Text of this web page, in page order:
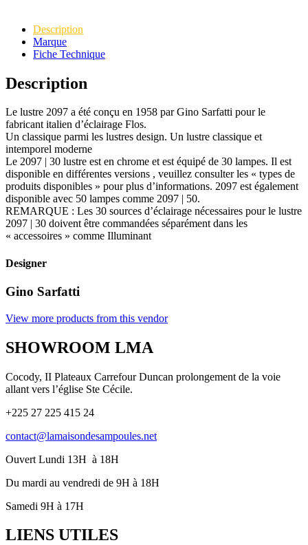
Description
Marque
Fiche Technique
Description
Le lustre 2097 a été conçu en 1958 par Gino Sarfatti pour le
fabricant italien d’éclairage Flos.
Un classique parmi les lustres design. Un lustre classique et
intemporel moderne
Le 2097 | 30 lustre est en chrome et est équipé de 30 lampes. Il est
disponible en différentes versions , veuillez consulter les « types de
produits disponibles » pour plus d’informations. 2097 est également
disponible avec 50 lampes comme 2097 | 50.
REMARQUE : Les 30 sources d’éclairage nécessaires pour le lustre
2097 | 30 doivent être commandées séparément dans les
« accessoires » comme Illuminant
Designer
Gino Sarfatti
View more products from this vendor
SHOWROOM LMA
Cocody, II Plateaux Carrefour Duncan prolongement de la voie
allant vers l’église Ste Cécile.
+225 27 225 415 24
contact@lamaisondesampoules.net
Ouvert Lundi 13H à 18H
Du mardi au vendredi de 9H à 18H
Samedi 9H à 17H
LIENS UTILES